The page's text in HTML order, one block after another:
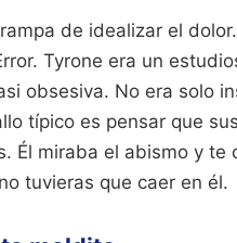
de idealizar el
Tyrone era un
obsesiva. No era solo
típico es pensar que
Él miraba el abismo y
tuvieras que caer en él.